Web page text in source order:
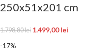
250x51x201 cm
1.798,80lei 1.499,00lei
-17%